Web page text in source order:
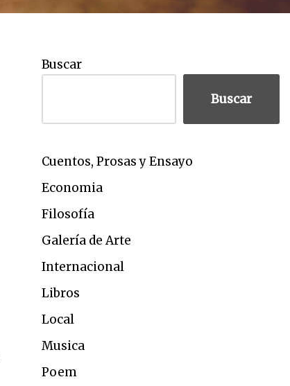
Buscar
Buscar
Cuentos, Prosas y Ensayo
Economia
Filosofía
Galería de Arte
Internacional
Libros
Local
Musica
Poem